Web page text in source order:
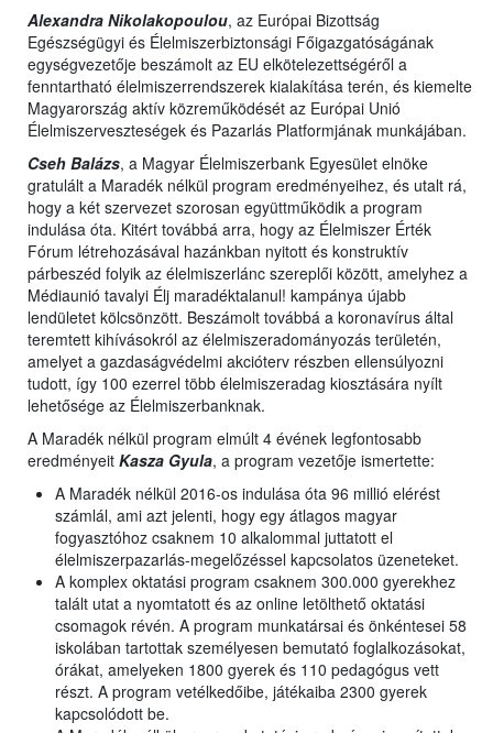
Alexandra Nikolakopoulou, az Európai Bizottság
Egészségügyi és Élelmiszerbiztonsági Főigazgatóságának
egységvezetője beszámolt az EU elkötelezettségéről a
fenntartható élelmiszerrendszerek kialakítása terén, és kiemelte
Magyarország aktív közreműködését az Európai Unió
Élelmiszerveszteségek és Pazarlás Platformjának munkájában.
Cseh Balázs, a Magyar Élelmiszerbank Egyesület elnöke
gratulált a Maradék nélkül program eredményeihez, és utalt rá,
hogy a két szervezet szorosan együttműködik a program
indulása óta. Kitért továbbá arra, hogy az Élelmiszer Érték
Fórum létrehozásával hazánkban nyitott és konstruktív
párbeszéd folyik az élelmiszerlánc szereplői között, amelyhez a
Médiaunió tavalyi Élj maradéktalanul! kampánya újabb
lendületet kölcsönzött. Beszámolt továbbá a koronavírus által
teremtett kihívásokról az élelmiszeradományozás területén,
amelyet a gazdaságvédelmi akcióterv részben ellensúlyozni
tudott, így 100 ezerrel több élelmiszeradag kiosztására nyílt
lehetősége az Élelmiszerbanknak.
A Maradék nélkül program elmúlt 4 évének legfontosabb
eredményeit Kasza Gyula, a program vezetője ismertette:
A Maradék nélkül 2016-os indulása óta 96 millió elérést
számlál, ami azt jelenti, hogy egy átlagos magyar
fogyasztóhoz csaknem 10 alkalommal juttatott el
élelmiszerpazarlás-megelőzéssel kapcsolatos üzeneteket.
A komplex oktatási program csaknem 300.000 gyerekhez
talált utat a nyomtatott és az online letölthető oktatási
csomagok révén. A program munkatársai és önkéntesei 58
iskolában tartottak személyesen bemutató foglalkozásokat,
órákat, amelyeken 1800 gyerek és 110 pedagógus vett
részt. A program vetélkedőibe, játékaiba 2300 gyerek
kapcsolódott be.